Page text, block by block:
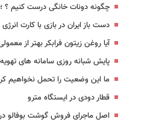
چگونه دونات خانگی درست کنیم ؟
دست باز ایران در بازی با کارت
آیا روغن زیتون فرابکر بهتر از
پایش شبانه روزی سامانه های
ما این وضعیت را تحمل نخواهیم
قطار دودی در ایستگاه مترو
اصل ماجرای فروش گوشت بوفالو